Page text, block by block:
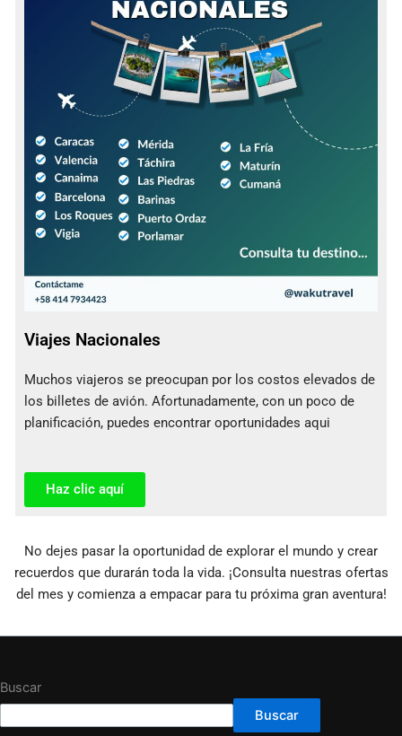
Viajes Nacionales
Muchos viajeros se preocupan por los costos elevados de
los billetes de avión. Afortunadamente, con un poco de
planificación, puedes encontrar oportunidades aqui
Haz clic aquí
No dejes pasar la oportunidad de explorar el mundo y crear
recuerdos que durarán toda la vida. ¡Consulta nuestras ofertas
del mes y comienza a empacar para tu próxima gran aventura!
Buscar
Buscar